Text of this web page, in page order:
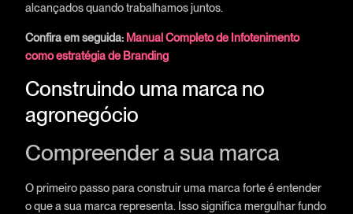
alcançados quando trabalhamos juntos.
Confira em seguida: Manual Completo de Infotenimento
como estratégia de Branding
Construindo uma marca no
agronegócio
Compreender a sua marca
O primeiro passo para construir uma marca forte é entender
o que a sua marca representa. Isso significa mergulhar fundo